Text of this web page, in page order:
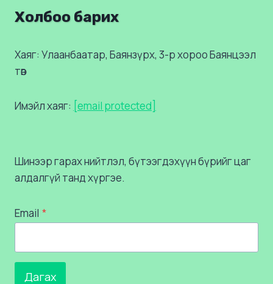
Холбоо барих
Хаяг: Улаанбаатар, Баянзүрх, 3-р хороо Баянцээл
төв
Имэйл хаяг: [email protected]
Шинээр гарах нийтлэл, бүтээгдэхүүн бүрийг цаг
алдалгүй танд хүргэе.
Email *
Дагах